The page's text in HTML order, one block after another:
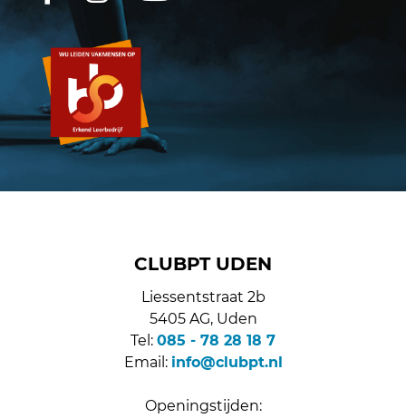
CLUBPT UDEN
Liessentstraat 2b
5405 AG, Uden
Tel: 085 - 78 28 18 7
Email: info@clubpt.nl
Openingstijden: